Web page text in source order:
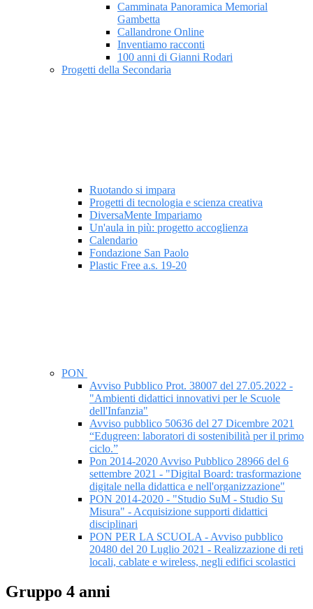
Camminata Panoramica Memorial
Gambetta
Callandrone Online
Inventiamo racconti
100 anni di Gianni Rodari
Progetti della Secondaria
Ruotando si impara
Progetti di tecnologia e scienza creativa
DiversaMente Impariamo
Un'aula in più: progetto accoglienza
Calendario
Fondazione San Paolo
Plastic Free a.s. 19-20
PON
Avviso Pubblico Prot. 38007 del 27.05.2022 -
"Ambienti didattici innovativi per le Scuole
dell'Infanzia"
Avviso pubblico 50636 del 27 Dicembre 2021
“Edugreen: laboratori di sostenibilità per il primo
ciclo.”
Pon 2014-2020 Avviso Pubblico 28966 del 6
settembre 2021 - "Digital Board: trasformazione
digitale nella didattica e nell'organizzazione"
PON 2014-2020 - "Studio SuM - Studio Su
Misura" - Acquisizione supporti didattici
disciplinari
PON PER LA SCUOLA - Avviso pubblico
20480 del 20 Luglio 2021 - Realizzazione di reti
locali, cablate e wireless, negli edifici scolastici
Gruppo 4 anni